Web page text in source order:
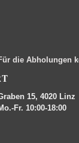
die Abholungen
15, 4020 Linz
Fr. 10:00-18:00